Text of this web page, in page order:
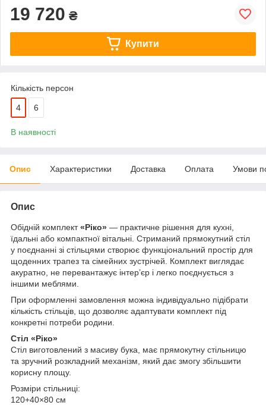
19 720 ₴
Купити
Кількість персон
4 6
В наявності
Опис Характеристики Доставка Оплата Умови
Опис
Обідній комплект«Ріко» — практичне рішення для кухні,
їдальні або компактної вітальні. Стриманий прямокутний стіл
у поєднанні зі стільцями створює функціональний простір для
щоденних трапез та сімейних зустрічей. Комплект виглядає
акуратно, не перевантажує інтер’єр і легко поєднується з
іншими меблями.
При оформленні замовлення можна індивідуально підібрати
кількість стільців, що дозволяє адаптувати комплект під
конкретні потреби родини.
Стіл «Ріко»
Стіл виготовлений з масиву бука, має прямокутну стільницю
та зручний розкладний механізм, який дає змогу збільшити
корисну площу.
Розміри стільниці:
120+40×80 см